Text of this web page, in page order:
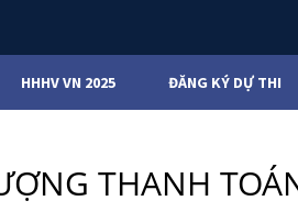
HHHV VN 2025 ĐĂNG KÝ DỰ THI
THANH